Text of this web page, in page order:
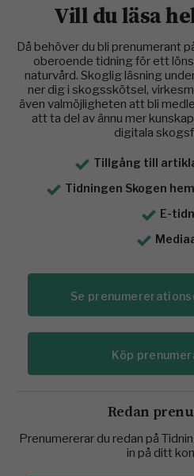
Vill du läsa
Då behöver du bli prenumerant
oberoende tidning för ett
naturvård. Skoglig läsning
ner dig i skogsskötsel,
även valmöjligheten att bli
att ta del av ännu mer
digitala
Tillgång till
Tidningen Skogen
E-
Se
Köp
Redan
Prenumererar du redan på
in på ditt